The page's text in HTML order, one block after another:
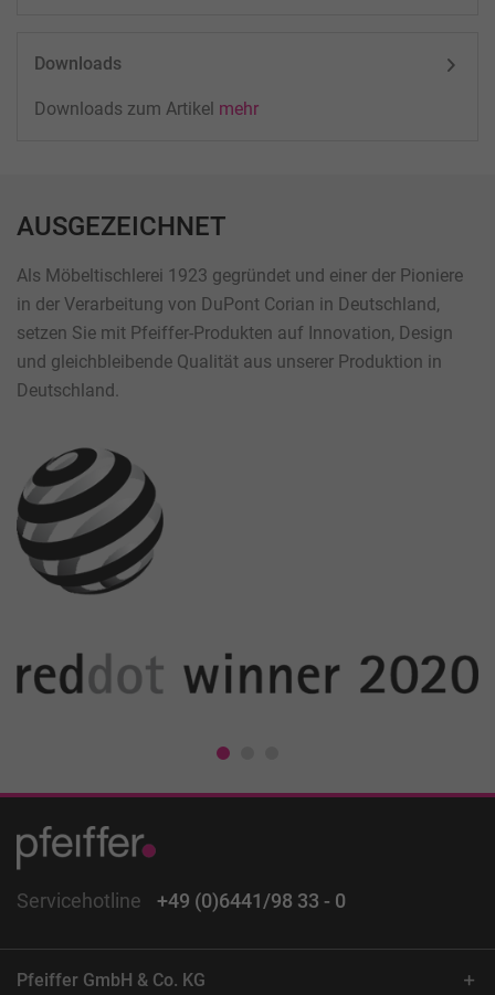
Downloads
Downloads zum Artikel mehr
AUSGEZEICHNET
Als Möbeltischlerei 1923 gegründet und einer der Pioniere
in der Verarbeitung von DuPont Corian in Deutschland,
setzen Sie mit Pfeiffer-Produkten auf Innovation, Design
und gleichbleibende Qualität aus unserer Produktion in
Deutschland.
Servicehotline +49 (0)6441/98 33 - 0
Pfeiffer GmbH & Co. KG